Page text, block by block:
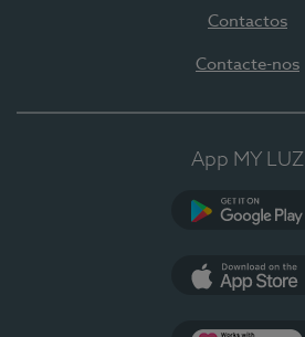
Contactos
Contacte-nos
App MY LUZ